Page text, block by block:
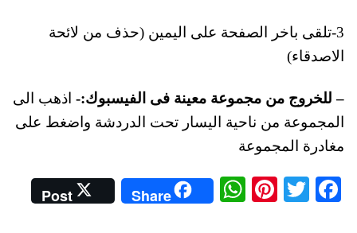
3-تلقى باخر الصفحة على اليمين (حذف من لائحة
الاصدقاء)
– للخروج من مجموعة معينة فى الفيسبوك:- اذهب الى
المجموعة من ناحية اليسار تحت الدردشة واضغط على
مغادرة المجموعة
Fa
T
Pi
W
ha
Share
Post